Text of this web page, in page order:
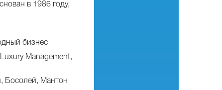
в 1986 году,
бизнес
Management,
Босолей, Мантон